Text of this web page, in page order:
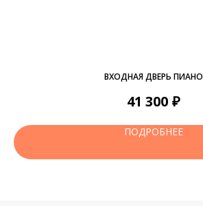
ВХОДНАЯ ДВЕРЬ ПИАНО
41 300 ₽
ПОДРОБНЕЕ